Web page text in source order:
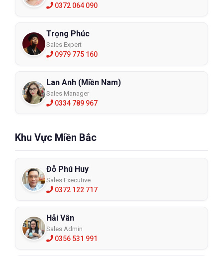
hãng, có nhiều kiểu dáng, kích cỡ và tính năng khác nhau, đáp
ứng mọi nhu cầu của quý khách.
✔ Sản phẩm chính hãng: 100% Kính Bảo Hộ Safety Jogger giá
tốt từ Bỉ, có đầy đủ chứng nhận về nguồn gốc xuất xứ.
Safety Jogger giá tốt nhất trên thị trường.
nghiệm sẽ tư vấn tận tình giúp quý khách lựa chọn được sản
phẩm phù hợp nhất.
cho tất cả các sản phẩm Bảo Hộ Safety Jogger chính hãng.
Liên hệ ngay với ECO3D để được tư vấn:
0372 064 090
Trọng Phúc
Sales Expert
0979 775 160
Lan Anh (Miền Nam)
Sales Manager
0334 789 967
Khu Vực Miền Bắc
Đỗ Phú Huy
Sales Executive
0372 122 717
Hải Vân
Sales Admin
0356 531 991